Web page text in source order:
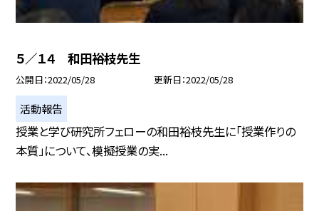
５／１４ 和田裕枝先生
公開日 2022/05/28 更新日 2022/05/28
活動報告
授業と学び研究所フェローの和田裕枝先生に「授業作りの
本質」について、模擬授業の実...